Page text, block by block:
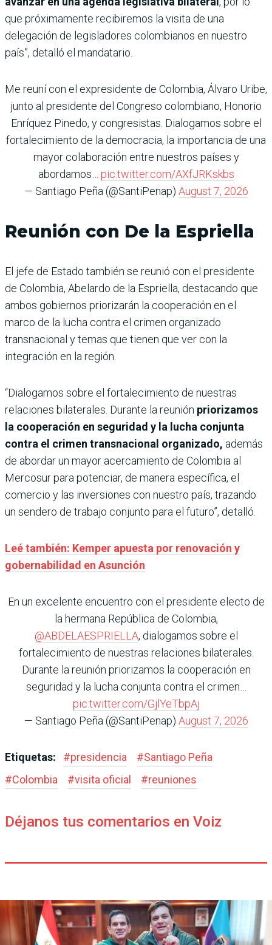
que próximamente recibiremos la visita de una
delegación de legisladores colombianos en nuestro
país”, detalló el mandatario.
Me reuní con el expresidente de Colombia, Álvaro Uribe,
junto al presidente del Congreso colombiano, Honorio
Enríquez Pinedo, y congresistas. Dialogamos sobre el
fortalecimiento de la democracia, la importancia de una
mayor colaboración entre nuestros países y
abordamos… pic.twitter.com/AXfJRKskbs
— Santiago Peña (@SantiPenap) August 7, 2026
Reunión con De la Espriella
El jefe de Estado también se reunió con el presidente
de Colombia, Abelardo de la Espriella, destacando que
ambos gobiernos priorizarán la cooperación en el
marco de la lucha contra el crimen organizado
transnacional y temas que tienen que ver con la
integración en la región.
“Dialogamos sobre el fortalecimiento de nuestras
relaciones bilaterales. Durante la reunión priorizamos
la cooperación en seguridad y la lucha conjunta
contra el crimen transnacional organizado, además
de abordar un mayor acercamiento de Colombia al
Mercosur para potenciar, de manera específica, el
comercio y las inversiones con nuestro país, trazando
un sendero de trabajo conjunto para el futuro”, detalló.
Leé también: Kemper apuesta por renovación y
gobernabilidad en Asunción
En un excelente encuentro con el presidente electo de
la hermana República de Colombia,
@ABDELAESPRIELLA, dialogamos sobre el
fortalecimiento de nuestras relaciones bilaterales.
Durante la reunión priorizamos la cooperación en
seguridad y la lucha conjunta contra el crimen…
pic.twitter.com/GjlYeTbpAj
— Santiago Peña (@SantiPenap) August 7, 2026
Etiquetas: #presidencia #Santiago Peña
#Colombia #visita oficial #reuniones
Déjanos tus comentarios en Voiz